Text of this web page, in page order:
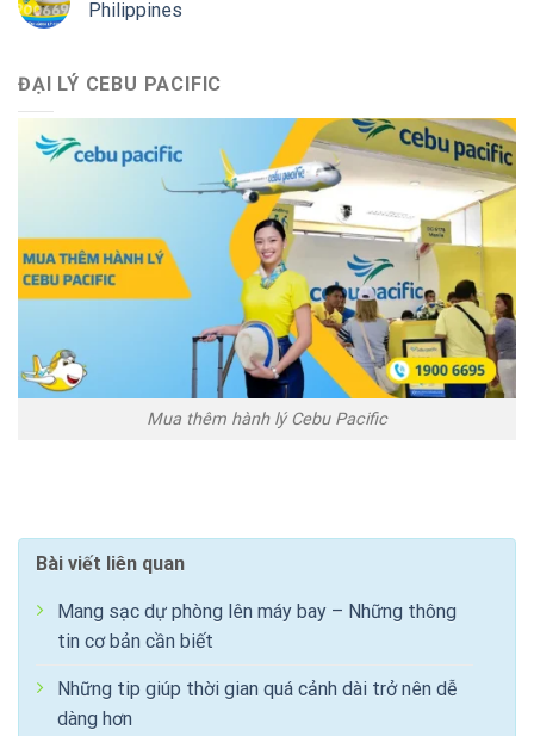
Philippines
ĐẠI LÝ CEBU PACIFIC
Mua thêm hành lý Cebu Pacific
Bài viết liên quan
Mang sạc dự phòng lên máy bay – Những thông
tin cơ bản cần biết
Những tip giúp thời gian quá cảnh dài trở nên dễ
dàng hơn